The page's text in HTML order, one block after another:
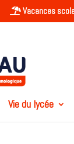
Vacances
Vie du lycée